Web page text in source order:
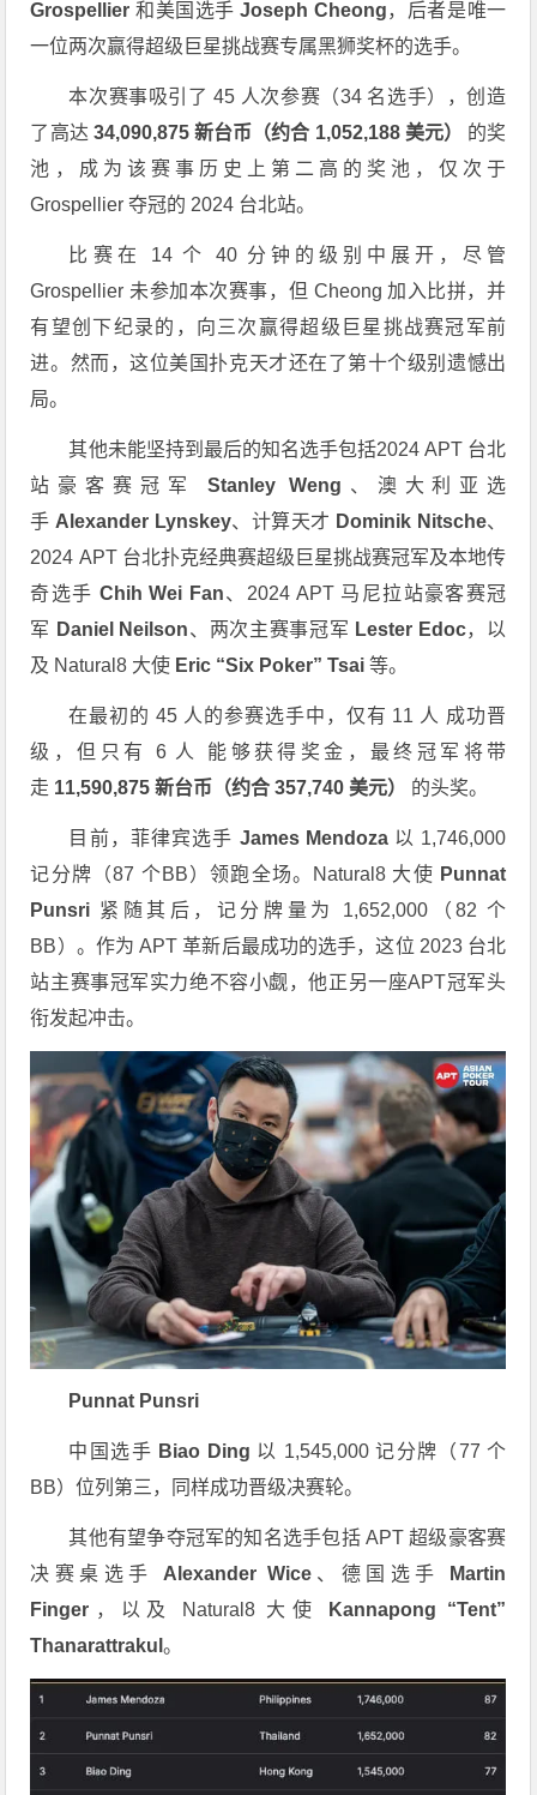
Grospellier和美国选手 Joseph Cheong，后者是唯一
一位两次赢得超级巨星挑战赛专属黑狮奖杯的选手。
本次赛事吸引了 45 人次参赛（34 名选手），创造
了高达 34,090,875 新台币（约合 1,052,188 美元） 的奖
池，成为该赛事历史上第二高的奖池，仅次于
Grospellier 夺冠的 2024 台北站。
比赛在 14 个 40 分钟的级别中展开，尽管
Grospellier 未参加本次赛事，但 Cheong 加入比拼，并
有望创下纪录的，向三次赢得超级巨星挑战赛冠军前
进。然而，这位美国扑克天才还在了第十个级别遗憾出
局。
其他未能坚持到最后的知名选手包括2024 APT 台北
站豪客赛冠军Stanley Weng 、澳大利亚选
手 Alexander Lynskey、计算天才 Dominik Nitsche、
2024 APT 台北扑克经典赛超级巨星挑战赛冠军及本地传
奇选手Chih Wei Fan、2024 APT 马尼拉站豪客赛冠
军 Daniel Neilson、两次主赛事冠军 Lester Edoc，以
及 Natural8 大使 Eric “Six Poker” Tsai等。
在最初的 45 人的参赛选手中，仅有 11 人 成功晋
级，但只有 6 人 能够获得奖金，最终冠军将带
走 11,590,875 新台币（约合 357,740 美元） 的头奖。
目前，菲律宾选手 James Mendoza 以 1,746,000
记分牌（87 个BB）领跑全场。Natural8 大使 Punnat
Punsri 紧随其后，记分牌量为 1,652,000（82 个
BB）。作为 APT 革新后最成功的选手，这位 2023 台北
站主赛事冠军实力绝不容小觑，他正另一座APT冠军头
衔发起冲击。
Punnat Punsri
中国选手 Biao Ding 以 1,545,000 记分牌（77 个
BB）位列第三，同样成功晋级决赛轮。
其他有望争夺冠军的知名选手包括 APT 超级豪客赛
决赛桌选手
Alexander Wice、德国选手
Martin
Finger ，以及 Natural8 大使
Kannapong “Tent”
Thanarattrakul。